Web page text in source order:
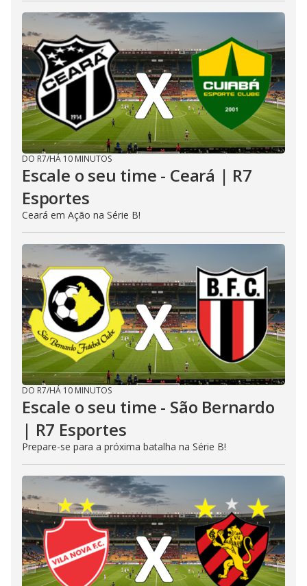
DO R7/HÁ 10 MINUTOS
Escale o seu time - Ceará | R7
Esportes
Ceará em Ação na Série B!
DO R7/HÁ 10 MINUTOS
Escale o seu time - São Bernardo
| R7 Esportes
Prepare-se para a próxima batalha na Série B!